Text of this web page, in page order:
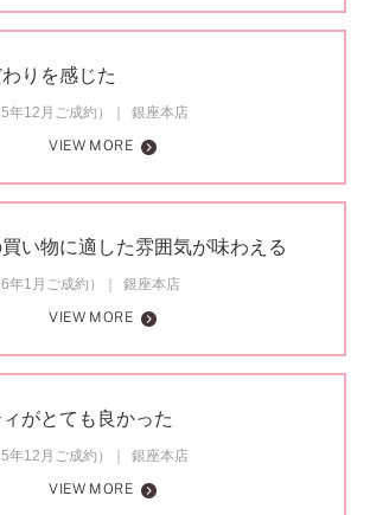
りを感じた
12月ご成約）
銀座本店
VIEW MORE
い物に適した雰囲気が味わえる
1月ご成約）
銀座本店
VIEW MORE
がとても良かった
12月ご成約）
銀座本店
VIEW MORE